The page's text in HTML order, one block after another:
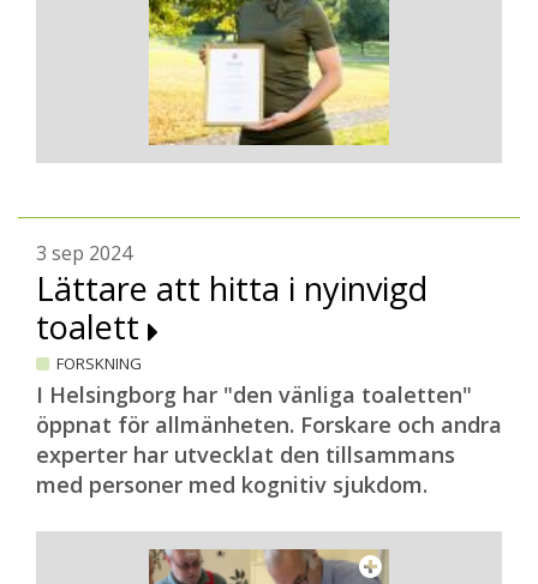
3 sep 2024
Lättare att hitta i nyinvigd
toalett
FORSKNING
I Helsingborg har "den vänliga toaletten"
öppnat för allmänheten. Forskare och andra
experter har utvecklat den tillsammans
med personer med kognitiv sjukdom.